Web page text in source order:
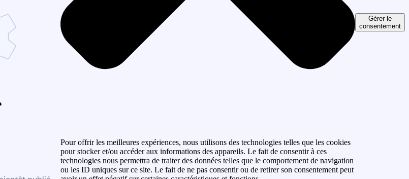
Pour offrir les meilleures expériences, nous utilisons des technologies telles que les cookies
pour stocker et/ou accéder aux informations des appareils. Le fait de consentir à ces
technologies nous permettra de traiter des données telles que le comportement de navigation
ou les ID uniques sur ce site. Le fait de ne pas consentir ou de retirer son consentement peut
Gérer le
consentement